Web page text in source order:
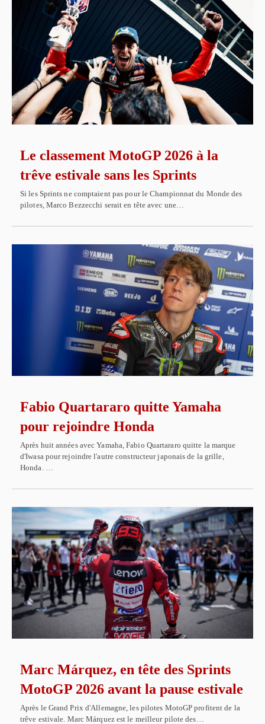
Le classement MotoGP 2026 à la
trêve estivale sans les Sprints
Si les Sprints ne comptaient pas pour le Championnat du Monde des
pilotes, Marco Bezzecchi serait en tête avec une…
Fabio Quartararo quitte Yamaha
pour rejoindre Honda
Après huit années avec Yamaha, Fabio Quartararo quitte la marque
d'Iwasa pour rejoindre l'autre constructeur japonais de la grille,
Honda. …
Marc Márquez, en tête des Sprints
MotoGP 2026 avant la pause estivale
Après le Grand Prix d'Allemagne, les pilotes MotoGP profitent de la
trêve estivale. Marc Márquez est le meilleur pilote des…